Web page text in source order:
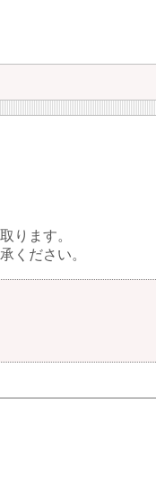
ります。
ください。